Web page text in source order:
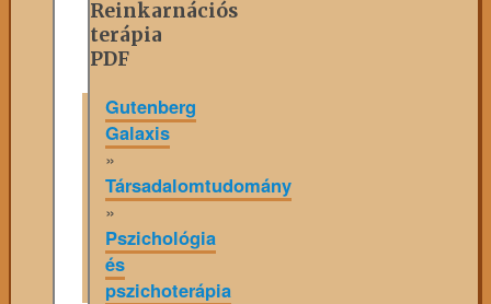
Reinkarnációs
terápia
PDF
Gutenberg
Galaxis
»
Társadalomtudomány
»
Pszichológia
és
pszichoterápia